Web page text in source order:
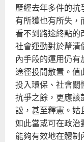
歷經去年多件的
有所獲也有所失
看不到路途終點的
社會運動對於釐清
內手段的運用仍
途徑投閒散置。值
投入環保、社會關
抗爭之餘，更應該
訟，甚至釋憲。姑
如此當或可在政治
能夠有效地在體制